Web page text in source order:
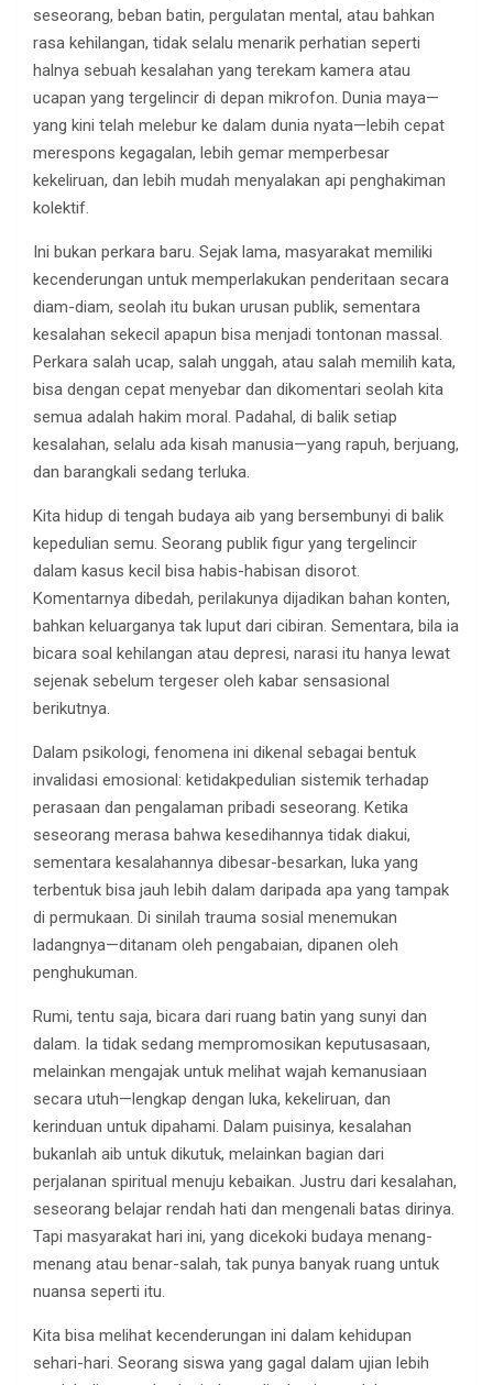
seseorang, beban batin, pergulatan mental, atau bahkan
rasa kehilangan, tidak selalu menarik perhatian seperti
halnya sebuah kesalahan yang terekam kamera atau
ucapan yang tergelincir di depan mikrofon. Dunia maya—
yang kini telah melebur ke dalam dunia nyata—lebih cepat
merespons kegagalan, lebih gemar memperbesar
kekeliruan, dan lebih mudah menyalakan api penghakiman
kolektif.
Ini bukan perkara baru. Sejak lama, masyarakat memiliki
kecenderungan untuk memperlakukan penderitaan secara
diam-diam, seolah itu bukan urusan publik, sementara
kesalahan sekecil apapun bisa menjadi tontonan massal.
Perkara salah ucap, salah unggah, atau salah memilih kata,
bisa dengan cepat menyebar dan dikomentari seolah kita
semua adalah hakim moral. Padahal, di balik setiap
kesalahan, selalu ada kisah manusia—yang rapuh, berjuang,
dan barangkali sedang terluka.
Kita hidup di tengah budaya aib yang bersembunyi di balik
kepedulian semu. Seorang publik figur yang tergelincir
dalam kasus kecil bisa habis-habisan disorot.
Komentarnya dibedah, perilakunya dijadikan bahan konten,
bahkan keluarganya tak luput dari cibiran. Sementara, bila ia
bicara soal kehilangan atau depresi, narasi itu hanya lewat
sejenak sebelum tergeser oleh kabar sensasional
berikutnya.
Dalam psikologi, fenomena ini dikenal sebagai bentuk
invalidasi emosional: ketidakpedulian sistemik terhadap
perasaan dan pengalaman pribadi seseorang. Ketika
seseorang merasa bahwa kesedihannya tidak diakui,
sementara kesalahannya dibesar-besarkan, luka yang
terbentuk bisa jauh lebih dalam daripada apa yang tampak
di permukaan. Di sinilah trauma sosial menemukan
ladangnya—ditanam oleh pengabaian, dipanen oleh
penghukuman.
Rumi, tentu saja, bicara dari ruang batin yang sunyi dan
dalam. Ia tidak sedang mempromosikan keputusasaan,
melainkan mengajak untuk melihat wajah kemanusiaan
secara utuh—lengkap dengan luka, kekeliruan, dan
kerinduan untuk dipahami. Dalam puisinya, kesalahan
bukanlah aib untuk dikutuk, melainkan bagian dari
perjalanan spiritual menuju kebaikan. Justru dari kesalahan,
seseorang belajar rendah hati dan mengenali batas dirinya.
Tapi masyarakat hari ini, yang dicekoki budaya menang-
menang atau benar-salah, tak punya banyak ruang untuk
nuansa seperti itu.
Kita bisa melihat kecenderungan ini dalam kehidupan
sehari-hari. Seorang siswa yang gagal dalam ujian lebih